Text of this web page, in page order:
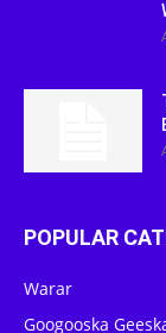
POPULAR
Warar
Googooska